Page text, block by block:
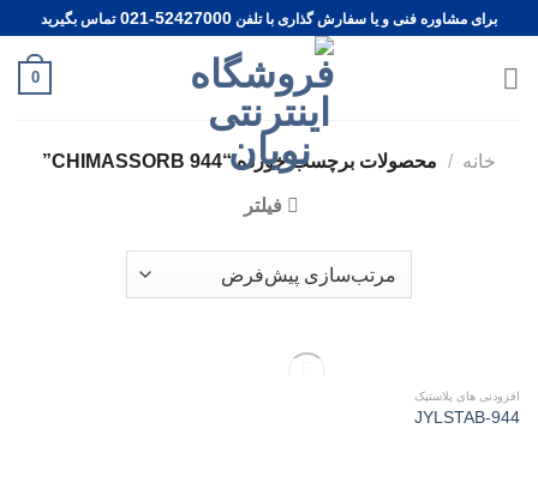
content
برای مشاوره فنی و یا سفارش گذاری با تلفن 021-52427000 تماس بگیرید
0
خانه / محصولات برچسب خورده “CHIMASSORB 944”
فیلتر
ناموجودافزودنی های پلاستیک
JYLSTAB-944